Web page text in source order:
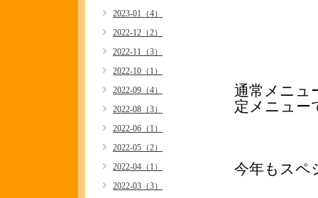
通常メニュ
定メニュー
今年もスペ
2023-01（4）
2022-12（2）
2022-11（3）
2022-10（1）
2022-09（4）
2022-08（3）
2022-06（1）
2022-05（2）
2022-04（1）
2022-03（3）